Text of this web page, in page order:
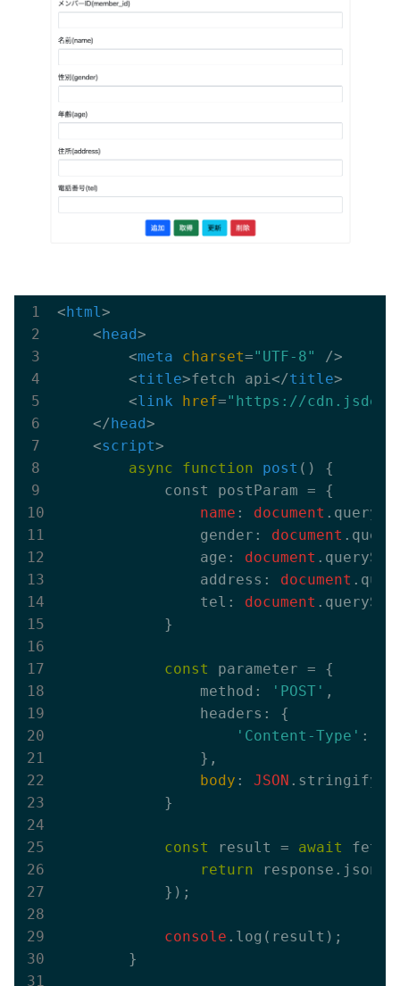
< html>
< head>
<meta charset="UTF-8"
/>
<title>fetch api</title>
<link href="https://
</ head>
<script>
async
function post ( ) {
            const postParam = {
name : document
                gender:
document
                age:
document
                address:
document
                tel:
document
            }
const parameter = {
                method:
'POST' ,
                headers: {
'Content-Type' :
                }
,
body : JSON
            }
const result = await
return
            }
);
console .log(result);
        }